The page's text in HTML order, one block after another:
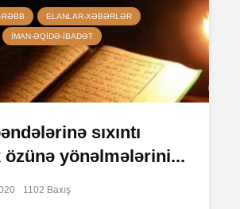
RƏBB ELANLAR-XƏBƏRLƏR
İMAN-ƏQIDƏ-IBADƏT
sıxıntı
özünə yönəlmələrini...
1102 Baxış